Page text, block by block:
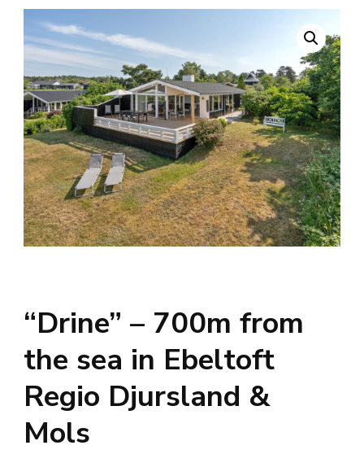
“Drine” – 700m from
the sea in Ebeltoft
Regio Djursland &
Mols